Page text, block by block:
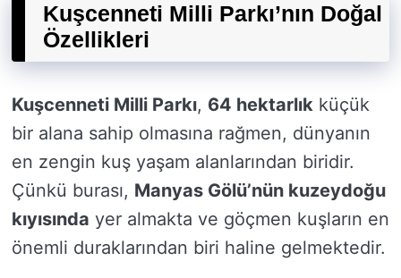
Kuşcenneti Milli Parkı’nın Doğal
Özellikleri
Kuşcenneti Milli Parkı, 64 hektarlık küçük
bir alana sahip olmasına rağmen, dünyanın
en zengin kuş yaşam alanlarından biridir.
Çünkü burası, Manyas Gölü’nün kuzeydoğu
kıyısında yer almakta ve göçmen kuşların en
önemli duraklarından biri haline gelmektedir.